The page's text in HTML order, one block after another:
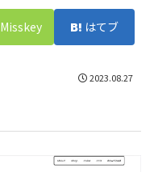
Misskey はてブ
2023.08.27